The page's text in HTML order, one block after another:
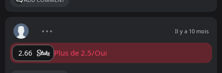
Il y a 10 mois
2.66 Plus de 2.5/Oui